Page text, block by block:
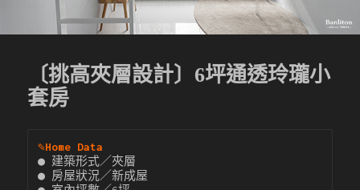
〔挑高夾層設計〕6坪通透玲瓏小
套房
✎Home Data
● 建築形式／夾層
● 房屋狀況／新成屋